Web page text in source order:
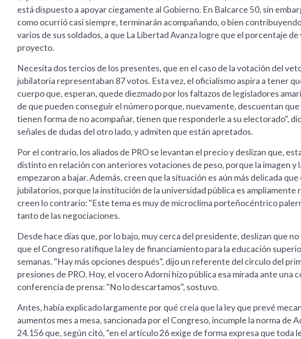
está dispuesto a apoyar ciegamente al Gobierno. En Balcarce 50, sin
como ocurrió casi siempre, terminarán acompañando, o bien
varios de sus soldados, a que La Libertad Avanza logre que el porcentaje
proyecto.
Necesita dos tercios de los presentes, que en el caso de la votación del
jubilatoria representaban 87 votos. Esta vez, el oficialismo aspira a tener
cuerpo que, esperan, quede diezmado por los faltazos de legisladores
de que pueden conseguir el número porque, nuevamente, descuentan que
tienen forma de no acompañar, tienen que responderle a su electorado",
señales de dudas del otro lado, y admiten que están apretados.
Por el contrario, los aliados de PRO se levantan el precio y deslizan que,
distinto en relación con anteriores votaciones de peso, porque la imagen y
empezaron a bajar. Además, creen que la situación es aún más delicada
jubilatorios, porque la institución de la universidad pública es ampliamente
creen lo contrario: "Este tema es muy de microclima porteñocéntrico
tanto de las negociaciones.
Desde hace días que, por lo bajo, muy cerca del presidente, deslizan que
que el Congreso ratifique la ley de financiamiento para la educación
semanas. "Hay más opciones después", dijo un referente del círculo del
presiones de PRO. Hoy, el vocero Adorni hizo pública esa mirada ante una
conferencia de prensa: "No lo descartamos", sostuvo.
Antes, había explicado largamente por qué creía que la ley que prevé
aumentos mes a mesa, sancionada por el Congreso, incumple la norma de
24.156 que, según citó, "en el artículo 26 exige de forma expresa que toda